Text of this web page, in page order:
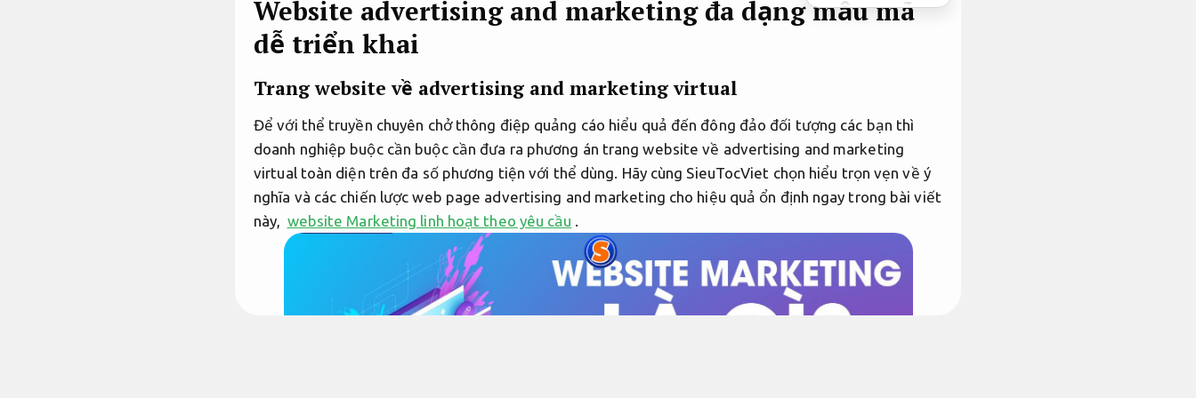
Website advertising and marketing đa dạng mẫu mã
dễ triển khai
Trang website về advertising and marketingvirtual
Để với thể truyền chuyên chở thông điệp quảng cáo hiểu quả đến đông đảo đối tượng các bạn thì
doanh nghiệp buộc cần buộc cần đưa ra phương án trang website về advertising and marketing
virtual toàn diện trên đa số phương tiện với thể dùng. Hãy cùng SieuTocViet chọn hiểu trọn vẹn về ý
nghĩa và các chiến lược web page advertising and marketing cho hiệu quả ổn định ngay trong bài viết
này,
website Marketing linh hoạt theo yêu cầu